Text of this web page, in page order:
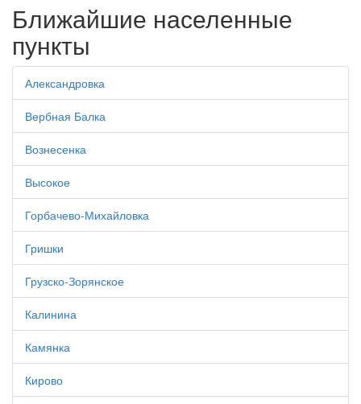
Ближайшие населенные
пункты
Александровка
Вербная Балка
Вознесенка
Высокое
Горбачево-Михайловка
Гришки
Грузско-Зорянское
Калинина
Камянка
Кирово